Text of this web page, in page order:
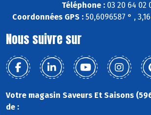
Téléphone : 03 20 64 02
Coordonnées GPS :50,6096587 ° ,
Nous suivre sur
Votre magasin Saveurs Et Saisons
de :